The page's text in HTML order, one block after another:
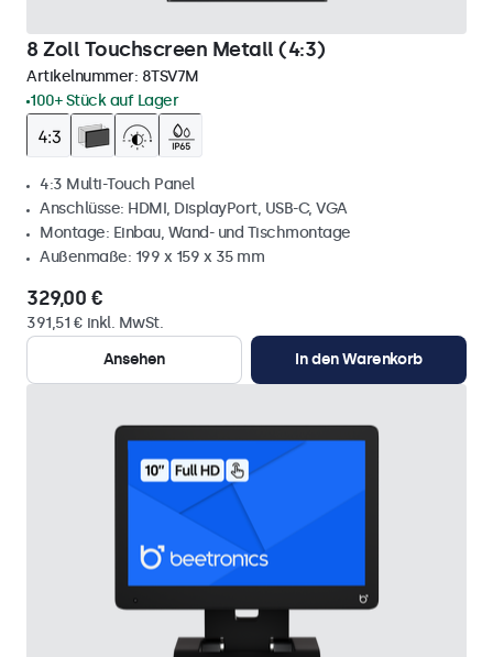
8 Zoll Touchscreen Metall (4:3)
Artikelnummer: 8TSV7M
100+ Stück auf Lager
4:3 Multi-Touch Panel
Anschlüsse: HDMI, DisplayPort, USB-C, VGA
Montage: Einbau, Wand- und Tischmontage
Außenmaße: 199 x 159 x 35 mm
329,00 €
391,51 € inkl. MwSt.
Ansehen
In den Warenkorb